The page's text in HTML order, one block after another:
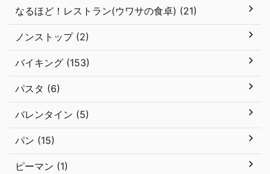
なるほど！レストラン(ウワサの食卓) (21)
ノンストップ (2)
バイキング (153)
パスタ (6)
バレンタイン (5)
パン (15)
ピーマン (1)